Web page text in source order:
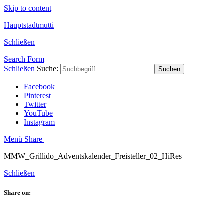
Skip to content
Hauptstadtmutti
Schließen
Search Form
Schließen Suche: Suchen
Facebook
Pinterest
Twitter
YouTube
Instagram
Menü Share
MMW_Grillido_Adventskalender_Freisteller_02_HiRes
Schließen
Share on: